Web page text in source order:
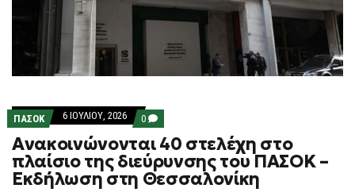
ΠΑΣΟΚ 6 ΙΟΥΛΊΟΥ, 2026 0 COMMENTS
ON
ΑΝΑΚΟΙΝΏΝΟΝΤΑΙ
40
ΣΤΕΛΈΧΗ
ΣΤΟ
ΠΛΑΊΣΙΟ
Ανακοινώνονται 40 στελέχη στο
πλαίσιο της διεύρυνσης του ΠΑΣΟΚ –
Εκδήλωση στη Θεσσαλονίκη